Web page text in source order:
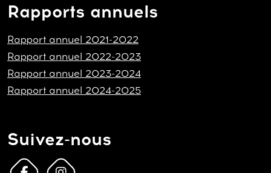
Rapports annuels
Rapport annuel 2021-2022
Rapport annuel 2022-2023
Rapport annuel 2023-2024
Rapport annuel 2024-2025
Suivez-nous